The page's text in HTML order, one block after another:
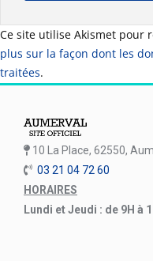
Ce site utilise Akismet pour
plus sur la façon dont les
traitées.
10 La Place, 62550,
03 21 04 72 60
HORAIRES
Lundi et Jeudi : de 9H à